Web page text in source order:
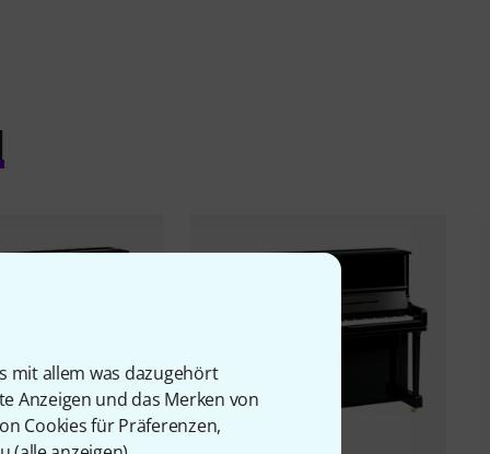
mit allem was dazugehört
Anzeigen und das Merken von
Cookies für Präferenzen,